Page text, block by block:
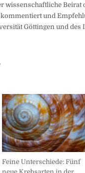
wissenschaftliche
und
Göttingen und
Feine Unterschiede: Fünf